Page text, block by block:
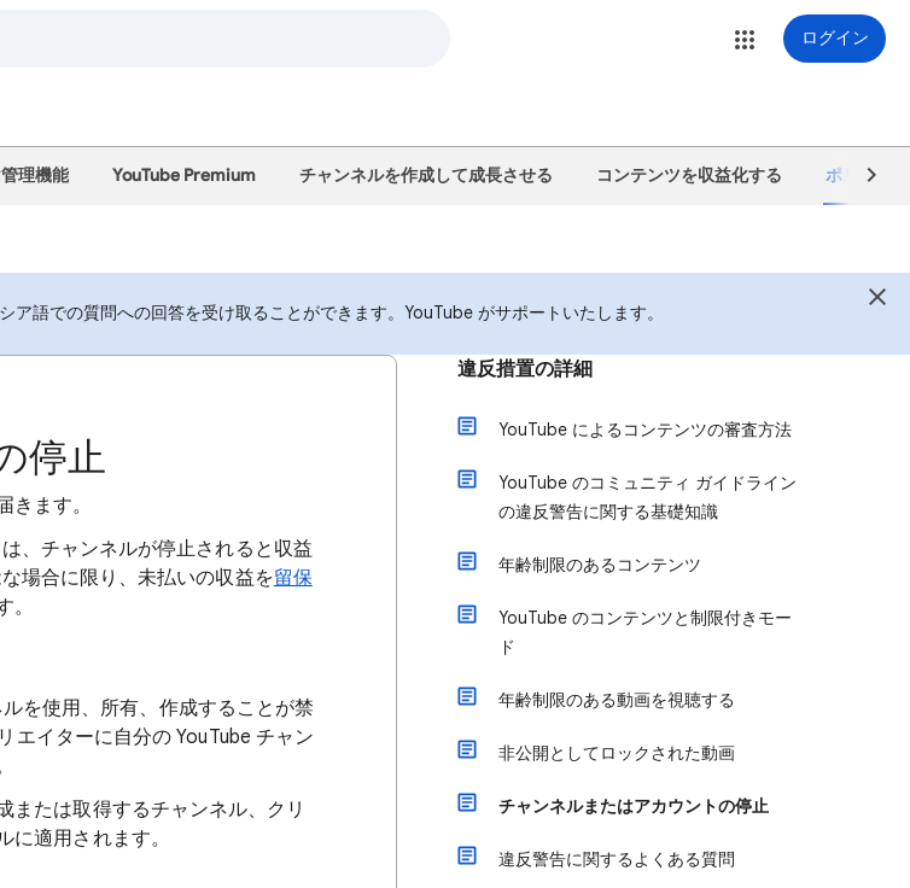
ログイン
理機能 YouTube Premium チャンネルを作成して成長させる コンテンツを収益化する ポリシー
語での質問への回答を受け取ることができます。YouTube がサポートいたします。
停止
ます。
、チャンネルが停止されると収益
場合に限り、未払いの収益を留保
を使用、所有、作成することが禁
エイターに自分の YouTube チャン
または取得するチャンネル、クリ
適用されます。
違反措置の詳細
YouTube によるコンテンツの審査方法
YouTube のコミュニティ ガイドライン
の違反警告に関する基礎知識
年齢制限のあるコンテンツ
YouTube のコンテンツと制限付きモー
ド
年齢制限のある動画を視聴する
非公開としてロックされた動画
チャンネルまたはアカウントの停止
違反警告に関するよくある質問